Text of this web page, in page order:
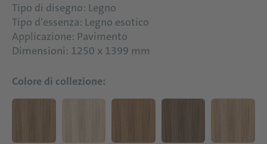
Tipo di disegno: Legno
Tipo d'essenza: Legno esotico
Applicazione: Pavimento
Dimensioni: 1250 x 1399 mm
Colore di collezione: